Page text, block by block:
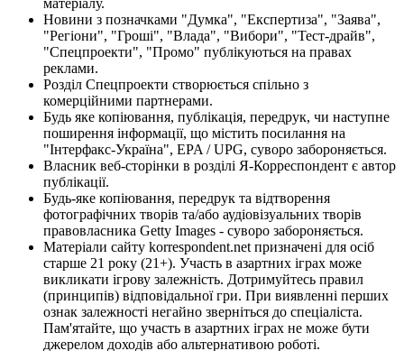
Новини з позначками "Думка", "Експертиза", "Заява",
"Регіони", "Гроші", "Влада", "Вибори", "Тест-драйв",
"Спецпроекти", "Промо" публікуються на правах
реклами.
Розділ Спецпроекти створюється спільно з
комерційними партнерами.
Будь яке копіювання, публікація, передрук, чи наступне
поширення інформації, що містить посилання на
"Інтерфакс-Україна", EPA / UPG, суворо забороняється.
Власник веб-сторінки в розділі Я-Корреспондент є автор
публікації.
Будь-яке копіювання, передрук та відтворення
фотографічних творів та/або аудіовізуальних творів
правовласника Getty Images - суворо забороняється.
Матеріали сайту korrespondent.net призначені для осіб
старше 21 року (21+). Участь в азартних іграх може
викликати ігрову залежність. Дотримуйтесь правил
(принципів) відповідальної гри. При виявленні перших
ознак залежності негайно зверніться до спеціаліста.
Пам'ятайте, що участь в азартних іграх не може бути
джерелом доходів або альтернативою роботі.